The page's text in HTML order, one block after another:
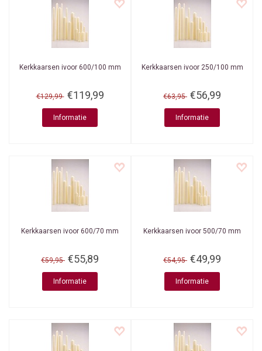
Kerkkaarsen ivoor 600/100 mm
€129,99 €119,99
Informatie
Kerkkaarsen ivoor 250/100 mm
€63,95 €56,99
Informatie
Kerkkaarsen ivoor 600/70 mm
€59,95 €55,89
Informatie
Kerkkaarsen ivoor 500/70 mm
€54,95 €49,99
Informatie